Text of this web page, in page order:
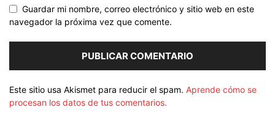
Guardar mi nombre, correo electrónico y sitio web en este
navegador la próxima vez que comente.
Este sitio usa Akismet para reducir el spam. Aprende cómo se
procesan los datos de tus comentarios.